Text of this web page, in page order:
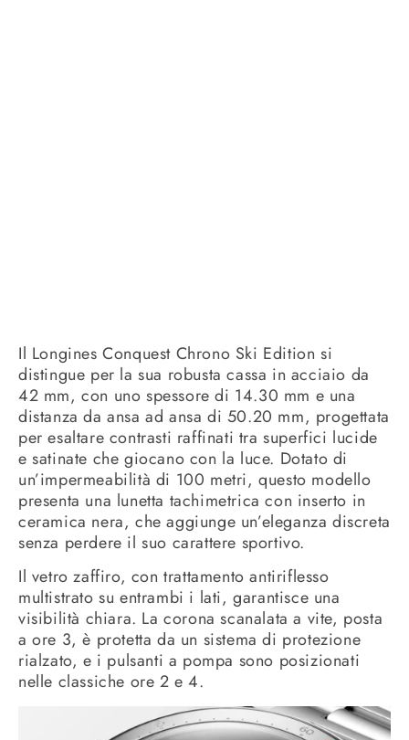
Il Longines Conquest Chrono Ski Edition si
distingue per la sua robusta cassa in acciaio da
42 mm, con uno spessore di 14.30 mm e una
distanza da ansa ad ansa di 50.20 mm, progettata
per esaltare contrasti raffinati tra superfici lucide
e satinate che giocano con la luce. Dotato di
un’impermeabilità di 100 metri, questo modello
presenta una lunetta tachimetrica con inserto in
ceramica nera, che aggiunge un’eleganza discreta
senza perdere il suo carattere sportivo.
Il vetro zaffiro, con trattamento antiriflesso
multistrato su entrambi i lati, garantisce una
visibilità chiara. La corona scanalata a vite, posta
a ore 3, è protetta da un sistema di protezione
rialzato, e i pulsanti a pompa sono posizionati
nelle classiche ore 2 e 4.